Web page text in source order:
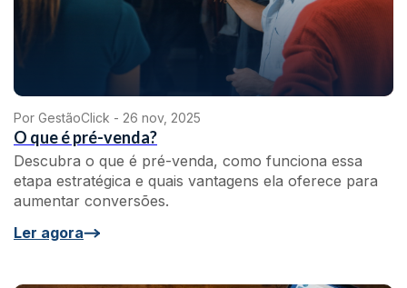
Por GestãoClick - 26 nov, 2025
O que é pré-venda?
Descubra o que é pré-venda, como funciona essa
etapa estratégica e quais vantagens ela oferece para
aumentar conversões.
Ler agora